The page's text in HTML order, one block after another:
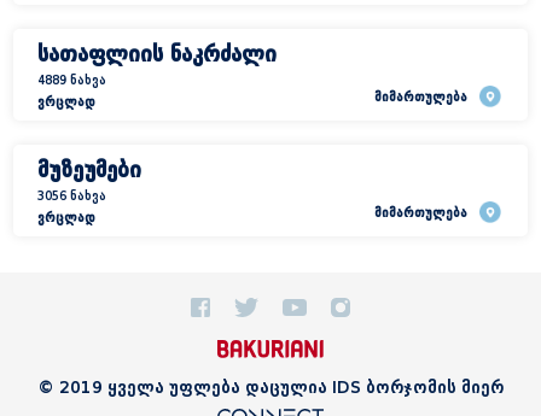
© 2019 ყველა უფლება დაცულია IDS ბორჯომის მიერ
სათაფლიის ნაკრძალი
4889 ნახვა
ვრცლად
მიმართულება
მუზეუმები
3056 ნახვა
ვრცლად
მიმართულება
© 2019 ყველა უფლება დაცულია IDS ბორჯომის მიერ